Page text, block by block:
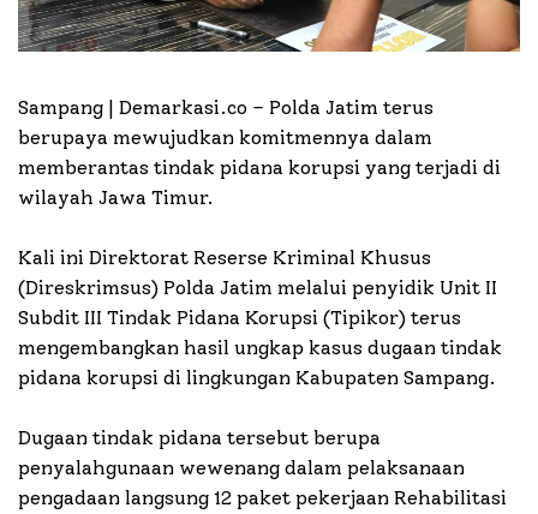
Sampang | Demarkasi.co – Polda Jatim terus
berupaya mewujudkan komitmennya dalam
memberantas tindak pidana korupsi yang terjadi di
wilayah Jawa Timur.
Kali ini Direktorat Reserse Kriminal Khusus
(Direskrimsus) Polda Jatim melalui penyidik Unit II
Subdit III Tindak Pidana Korupsi (Tipikor) terus
mengembangkan hasil ungkap kasus dugaan tindak
pidana korupsi di lingkungan Kabupaten Sampang.
Dugaan tindak pidana tersebut berupa
penyalahgunaan wewenang dalam pelaksanaan
pengadaan langsung 12 paket pekerjaan Rehabilitasi